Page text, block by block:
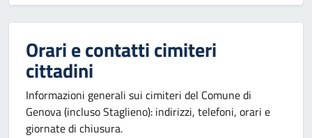
Orari e contatti cimiteri
cittadini
Informazioni generali sui cimiteri del Comune di
Genova (incluso Staglieno): indirizzi, telefoni, orari e
giornate di chiusura.